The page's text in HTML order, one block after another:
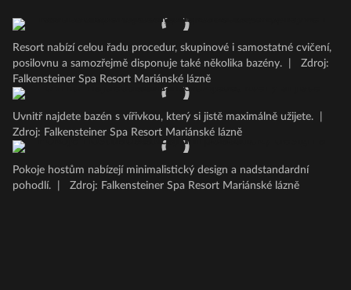
Resort nabízí celou řadu procedur, skupinové i samostatné cvičení,
posilovnu a samozřejmě disponuje také několika bazény.
Zdroj:
Falkensteiner Spa Resort Mariánské lázně
Uvnitř najdete bazén s vířivkou, který si jistě maximálně užijete.
Zdroj: Falkensteiner Spa Resort Mariánské lázně
Pokoje hostům nabízejí minimalistický design a nadstandardní
pohodlí.
Zdroj: Falkensteiner Spa Resort Mariánské lázně